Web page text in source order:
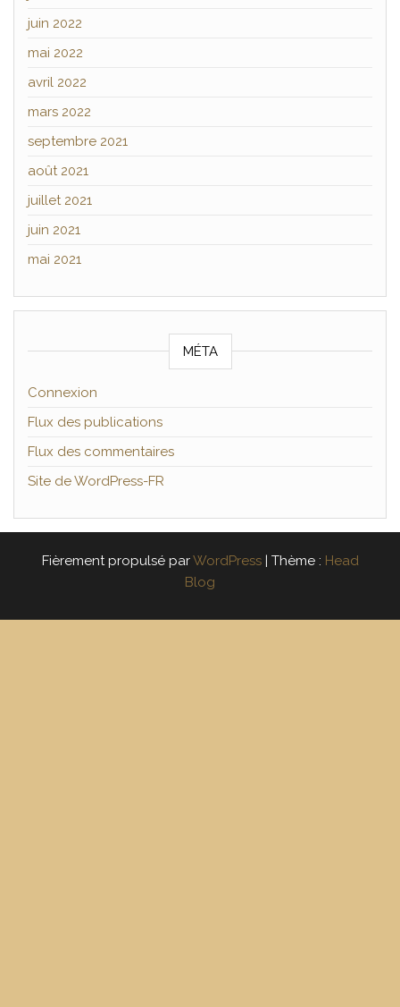
juin 2022
mai 2022
avril 2022
mars 2022
septembre 2021
août 2021
juillet 2021
juin 2021
mai 2021
MÉTA
Connexion
Flux des publications
Flux des commentaires
Site de WordPress-FR
Fièrement propulsé parWordPress | Thème : Head
Blog